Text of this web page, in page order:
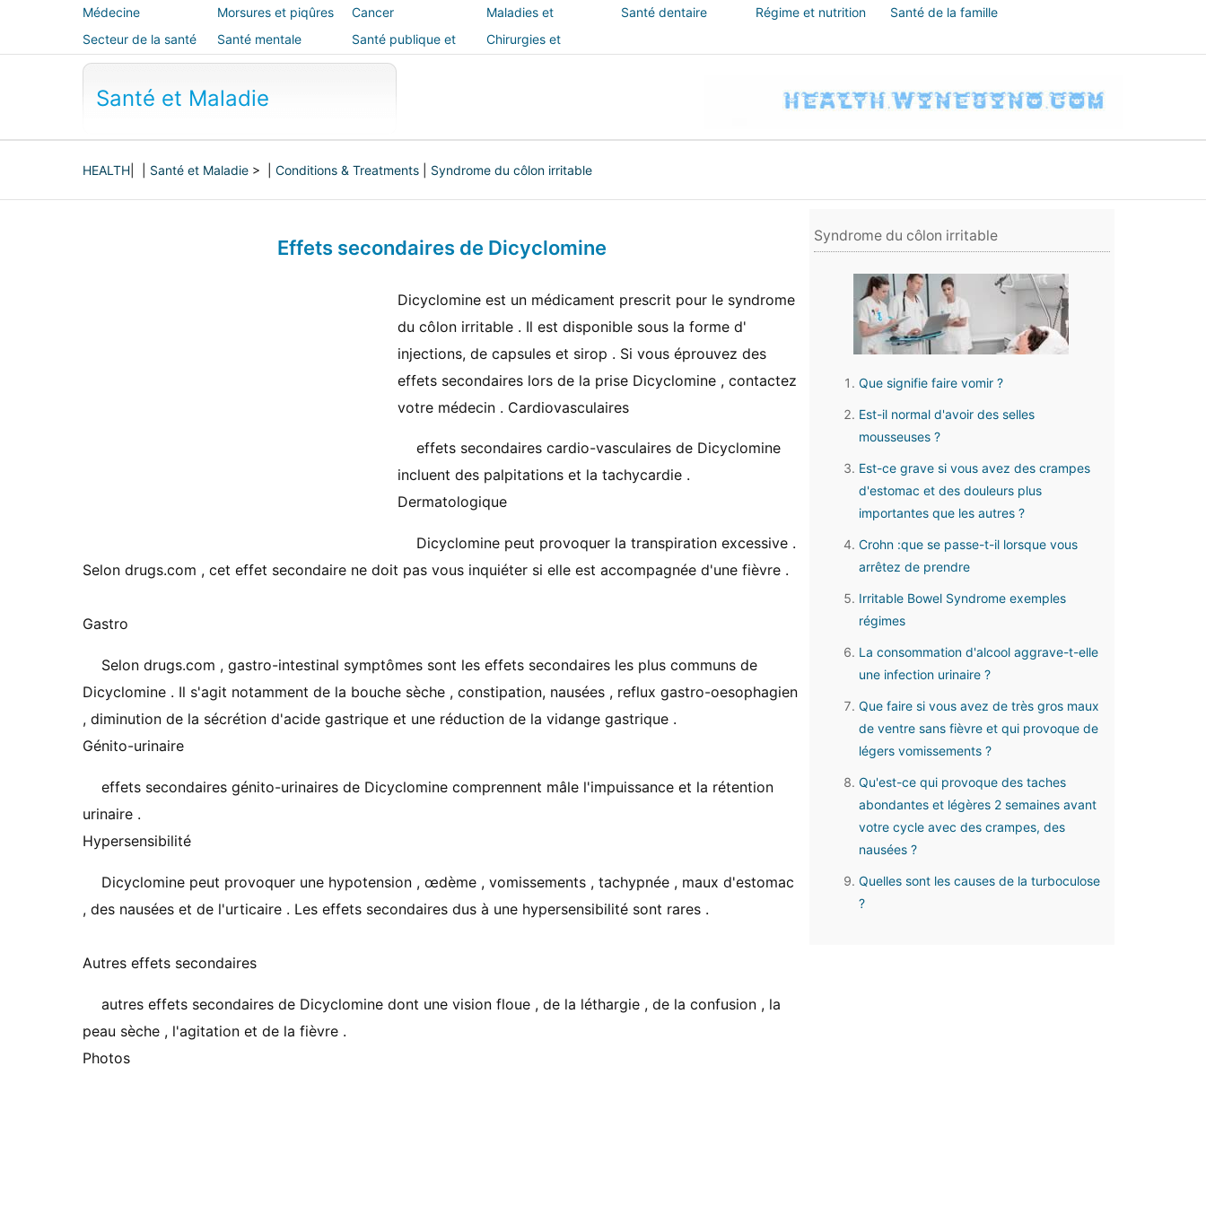
Médecine
alternative
Morsures et piqûres Cancer
Maladies et
traitements
Santé dentaire Régime et nutrition
Santé de la famille
Secteur de la santé
Santé mentale
Santé publique et
sécurité
Chirurgies et
Santé et Maladie
HEALTH Santé et Maladie > | Conditions & Treatments Syndrome du côlon irritable
Effets secondaires de Dicyclomine
Dicyclomine est un médicament prescrit pour le syndrome
du côlon irritable . Il est disponible sous la forme d'
injections, de capsules et sirop . Si vous éprouvez des
effets secondaires lors de la prise Dicyclomine , contactez
votre médecin . Cardiovasculaires
effets secondaires cardio-vasculaires de Dicyclomine
incluent des palpitations et la tachycardie .
Dermatologique
Dicyclomine peut provoquer la transpiration excessive .
Selon drugs.com , cet effet secondaire ne doit pas vous inquiéter si elle est accompagnée d'une fièvre .
Gastro
Selon drugs.com , gastro-intestinal symptômes sont les effets secondaires les plus communs de
Dicyclomine . Il s'agit notamment de la bouche sèche , constipation, nausées , reflux gastro-oesophagien
, diminution de la sécrétion d'acide gastrique et une réduction de la vidange gastrique .
Génito-urinaire
effets secondaires génito-urinaires de Dicyclomine comprennent mâle l'impuissance et la rétention
urinaire .
Hypersensibilité
Dicyclomine peut provoquer une hypotension , œdème , vomissements , tachypnée , maux d'estomac
, des nausées et de l'urticaire . Les effets secondaires dus à une hypersensibilité sont rares .
Autres effets secondaires
autres effets secondaires de Dicyclomine dont une vision floue , de la léthargie , de la confusion , la
peau sèche , l'agitation et de la fièvre .
Photos
Syndrome du côlon irritable
Que signifie faire vomir ?
Est-il normal d'avoir des selles
mousseuses ?
Est-ce grave si vous avez des crampes
d'estomac et des douleurs plus
importantes que les autres ?
Crohn :que se passe-t-il lorsque vous
arrêtez de prendre
Irritable Bowel Syndrome exemples
régimes
La consommation d'alcool aggrave-t-elle
une infection urinaire ?
Que faire si vous avez de très gros maux
de ventre sans fièvre et qui provoque de
légers vomissements ?
Qu'est-ce qui provoque des taches
abondantes et légères 2 semaines avant
votre cycle avec des crampes, des
nausées ?
Quelles sont les causes de la turboculose
?